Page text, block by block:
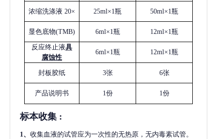
浓缩洗涤液 20× 25ml×1瓶 50ml×1瓶
显色底物(TMB) 6ml×1瓶 12ml×1瓶
反应终止液具
腐蚀性
6ml×1瓶 12ml×1瓶
封板胶纸 3张 6张
产品说明书 1份 1份
标本收集 :
1 、 收集血液的试管应为一次性的无热原，无内毒素试管。